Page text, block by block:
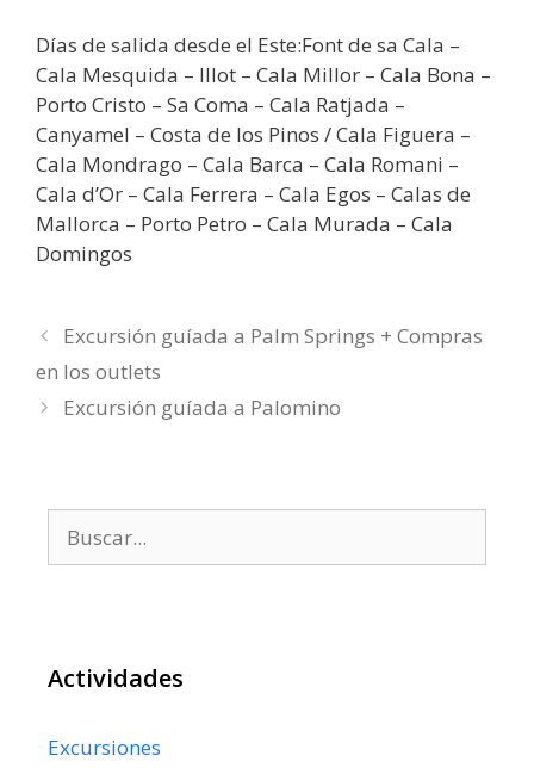
Días de salida desde el Este:Font de sa Cala –
Cala Mesquida – IIlot – Cala Millor – Cala Bona –
Porto Cristo – Sa Coma – Cala Ratjada –
Canyamel – Costa de los Pinos / Cala Figuera –
Cala Mondrago – Cala Barca – Cala Romani –
Cala d’Or – Cala Ferrera – Cala Egos – Calas de
Mallorca – Porto Petro – Cala Murada – Cala
Domingos
Excursión guíada a Palm Springs + Compras
en los outlets
Excursión guíada a Palomino
Actividades
Excursiones